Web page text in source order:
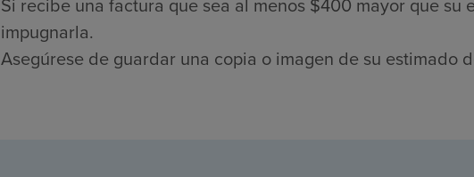
Si recibe una factura que sea al menos $400 mayor que
impugnarla.
Asegúrese de guardar una copia o imagen de su estimado